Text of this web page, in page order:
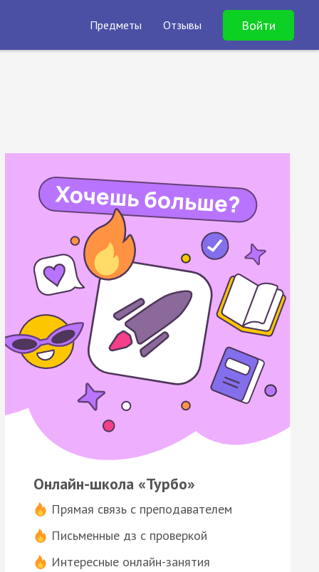
Предметы Отзывы Войти
Онлайн-школа «Турбо»
Прямая связь с преподавателем
Письменные дз с проверкой
Интересные онлайн-занятия